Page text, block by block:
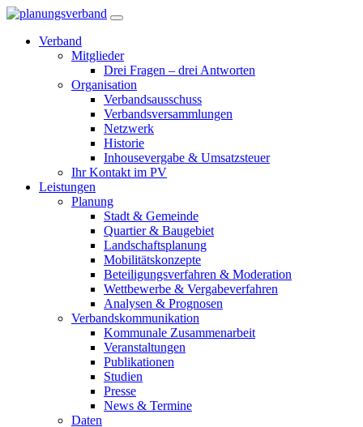
Verband
Mitglieder
Drei Fragen – drei Antworten
Organisation
Verbandsausschuss
Verbandsversammlungen
Netzwerk
Historie
Inhousevergabe & Umsatzsteuer
Ihr Kontakt im PV
Leistungen
Planung
Stadt & Gemeinde
Quartier & Baugebiet
Landschaftsplanung
Mobilitätskonzepte
Beteiligungsverfahren & Moderation
Wettbewerbe & Vergabeverfahren
Analysen & Prognosen
Verbandskommunikation
Kommunale Zusammenarbeit
Veranstaltungen
Publikationen
Studien
Presse
News & Termine
Daten